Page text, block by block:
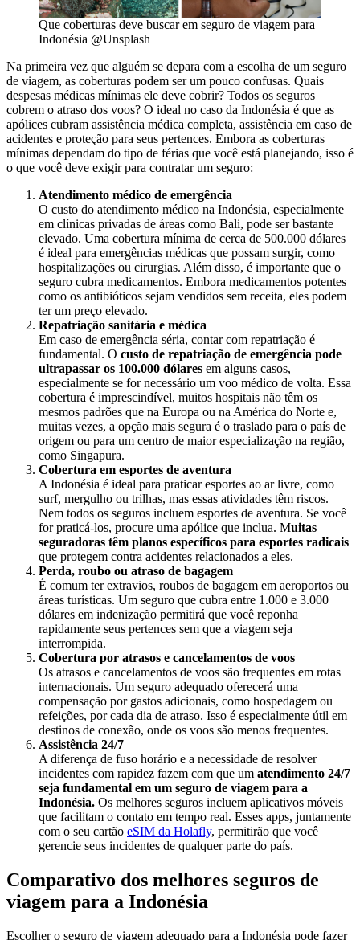
Que coberturas deve buscar em seguro de viagem para
Indonésia @Unsplash
Na primeira vez que alguém se depara com a escolha de um seguro
de viagem, as coberturas podem ser um pouco confusas. Quais
despesas médicas mínimas ele deve cobrir? Todos os seguros
cobrem o atraso dos voos? O ideal no caso da Indonésia é que as
apólices cubram assistência médica completa, assistência em caso de
acidentes e proteção para seus pertences. Embora as coberturas
mínimas dependam do tipo de férias que você está planejando, isso é
o que você deve exigir para contratar um seguro:
Atendimento médico de emergência
O custo do atendimento médico na Indonésia, especialmente
em clínicas privadas de áreas como Bali, pode ser bastante
elevado. Uma cobertura mínima de cerca de 500.000 dólares
é ideal para emergências médicas que possam surgir, como
hospitalizações ou cirurgias. Além disso, é importante que o
seguro cubra medicamentos. Embora medicamentos potentes
como os antibióticos sejam vendidos sem receita, eles podem
ter um preço elevado.
Repatriação sanitária e médica
Em caso de emergência séria, contar com repatriação é
fundamental. O custo de repatriação de emergência pode
ultrapassar os 100.000 dólares em alguns casos,
especialmente se for necessário um voo médico de volta. Essa
cobertura é imprescindível, muitos hospitais não têm os
mesmos padrões que na Europa ou na América do Norte e,
muitas vezes, a opção mais segura é o traslado para o país de
origem ou para um centro de maior especialização na região,
como Singapura.
Cobertura em esportes de aventura
A Indonésia é ideal para praticar esportes ao ar livre, como
surf, mergulho ou trilhas, mas essas atividades têm riscos.
Nem todos os seguros incluem esportes de aventura. Se você
for praticá-los, procure uma apólice que inclua. Muitas
seguradoras têm planos específicos para esportes radicais
que protegem contra acidentes relacionados a eles.
Perda, roubo ou atraso de bagagem
É comum ter extravios, roubos de bagagem em aeroportos ou
áreas turísticas. Um seguro que cubra entre 1.000 e 3.000
dólares em indenização permitirá que você reponha
rapidamente seus pertences sem que a viagem seja
interrompida.
Cobertura por atrasos e cancelamentos de voos
Os atrasos e cancelamentos de voos são frequentes em rotas
internacionais. Um seguro adequado oferecerá uma
compensação por gastos adicionais, como hospedagem ou
refeições, por cada dia de atraso. Isso é especialmente útil em
destinos de conexão, onde os voos são menos frequentes.
Assistência 24/7
A diferença de fuso horário e a necessidade de resolver
incidentes com rapidez fazem com que um atendimento 24/7
seja fundamental em um seguro de viagem para a
Indonésia. Os melhores seguros incluem aplicativos móveis
que facilitam o contato em tempo real. Esses apps, juntamente
com o seu cartão eSIM da Holafly, permitirão que você
gerencie seus incidentes de qualquer parte do país.
Comparativo dos melhores seguros de
viagem para a Indonésia
Escolher o seguro de viagem adequado para a Indonésia pode fazer